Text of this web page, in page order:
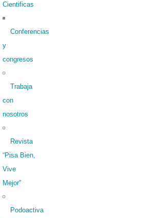
Cientificas
Conferencias
y
congresos
Trabaja
con
nosotros
Revista
“Pisa Bien,
Vive
Mejor”
Podoactiva